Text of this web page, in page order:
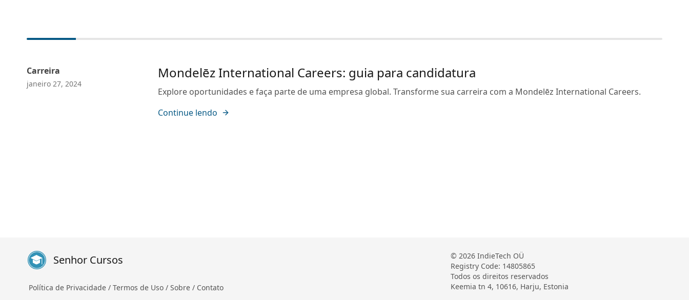
Carreira
janeiro 27, 2024
Mondelēz International Careers: guia para candidatura
Explore oportunidades e faça parte de uma empresa global. Transforme sua carreira com a Mondelēz International Careers.
Continue lendo
Senhor Cursos
Política de Privacidade / Termos de Uso / Sobre / Contato
© 2026 IndieTech OÜ
Registry Code: 14805865
Todos os direitos reservados
Keemia tn 4, 10616, Harju, Estonia